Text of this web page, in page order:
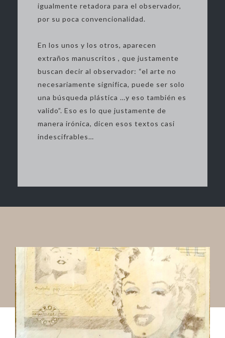
igualmente retadora para el observador,
por su poca convencionalidad.
En los unos y los otros, aparecen
extraños manuscritos , que justamente
buscan decir al observador: “el arte no
necesariamente significa, puede ser solo
una búsqueda plástica …y eso también es
valido”. Eso es lo que justamente de
manera irónica, dicen esos textos casi
indescifrables…